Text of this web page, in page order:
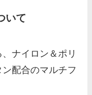
いて
ナイロン＆ポリ
配合のマルチフ